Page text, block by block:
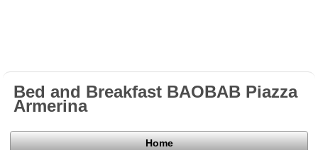
Bed and Breakfast BAOBAB Piazza
Armerina
Home